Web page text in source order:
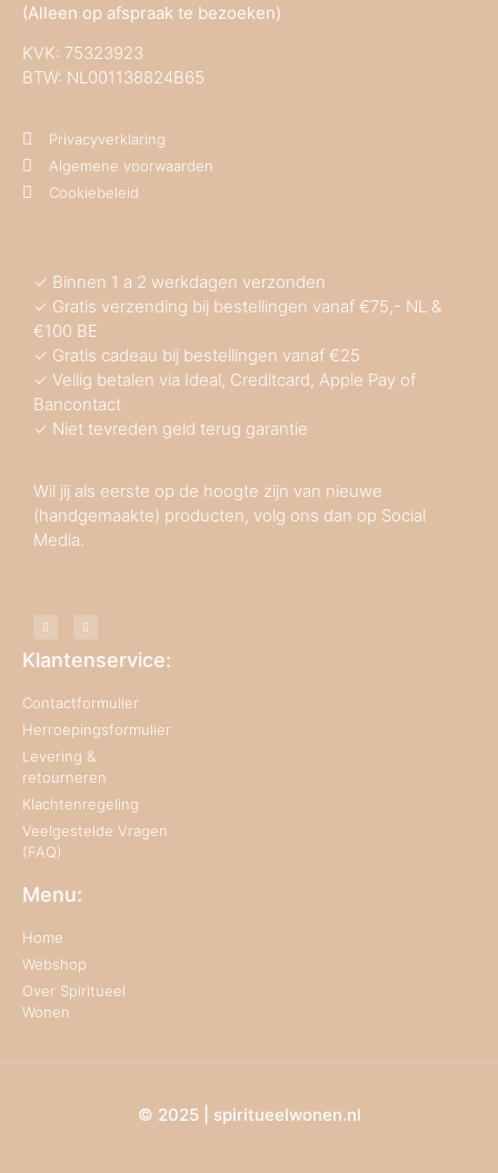
(Alleen op afspraak te bezoeken)
KVK: 75323923
BTW: NL001138824B65
Privacyverklaring
Algemene voorwaarden
Cookiebeleid
✓ Binnen 1 a 2 werkdagen verzonden
✓ Gratis verzending bij bestellingen vanaf €75,- NL &
€100 BE
✓ Gratis cadeau bij bestellingen vanaf €25
✓ Veilig betalen via Ideal, Creditcard, Apple Pay of
Bancontact
✓ Niet tevreden geld terug garantie
Wil jij als eerste op de hoogte zijn van nieuwe
(handgemaakte) producten, volg ons dan op Social
Media.
Klantenservice:
Contactformulier
Herroepingsformulier
Levering &
retourneren
Klachtenregeling
Veelgestelde Vragen
(FAQ)
Menu:
Home
Webshop
Over Spiritueel
Wonen
© 2025 | spiritueelwonen.nl